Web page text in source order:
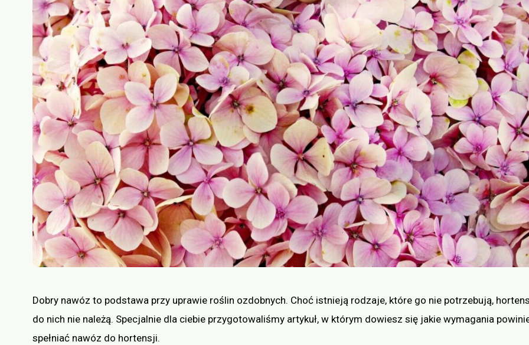
Dobry nawóz to podstawa przy uprawie roślin ozdobnych. Choć istnieją rodzaje, które go nie potrzebują,
do nich nie należą. Specjalnie dla ciebie przygotowaliśmy artykuł, w którym dowiesz się jakie wymagania
spełniać nawóz do hortensji.